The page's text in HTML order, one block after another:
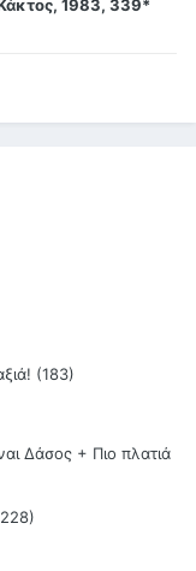
1983, 339*
(183)
Δάσος + Πιο πλατιά